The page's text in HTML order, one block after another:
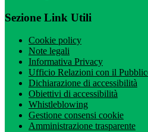
Sezione Link Utili
Cookie policy
Note legali
Informativa Privacy
Ufficio Relazioni con il
Dichiarazione di accessibilità
Obiettivi di accessibilità
Whistleblowing
Gestione consensi cookie
Amministrazione trasparente